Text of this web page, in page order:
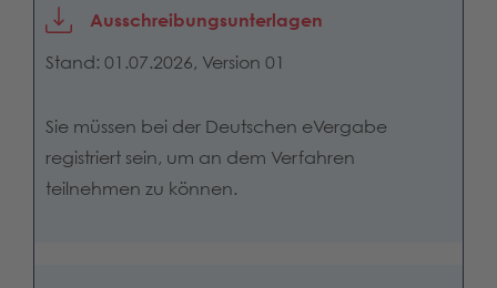
Ausschreibungsunterlagen
Stand: 01.07.2026, Version 01
Sie müssen bei der Deutschen eVergabe
registriert sein, um an dem Verfahren
teilnehmen zu können.